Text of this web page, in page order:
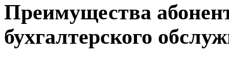
Преимущества
бухгалтерского